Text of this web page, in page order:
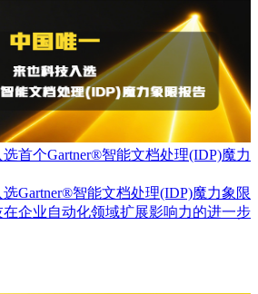
首个Gartner®智能文档处理(IDP)魔力
Gartner®智能文档处理(IDP)魔力象限
企业自动化领域扩展影响力的进一步